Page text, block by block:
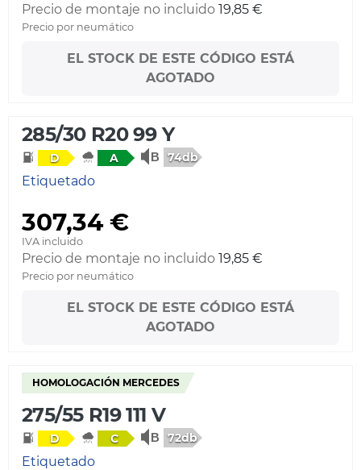
Precio de montaje no incluido 19,85 €
Precio por neumático
EL STOCK DE ESTE CÓDIGO ESTÁ
AGOTADO
285/30 R20 99 Y
D A 74db
Etiquetado
307,34 €
IVA incluido
Precio de montaje no incluido 19,85 €
Precio por neumático
EL STOCK DE ESTE CÓDIGO ESTÁ
AGOTADO
HOMOLOGACIÓN MERCEDES
275/55 R19 111 V
D C 72db
Etiquetado